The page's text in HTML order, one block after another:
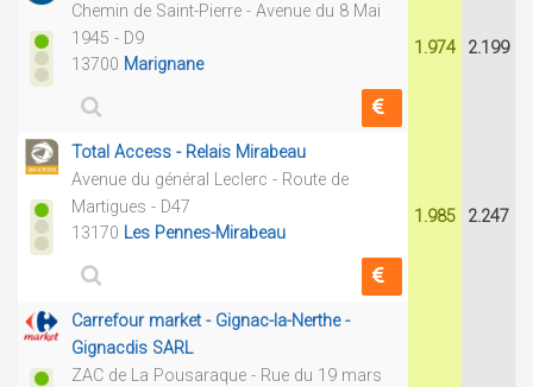
Chemin de Saint-Pierre - Avenue du 8 Mai
1945 - D9
13700 Marignane
1.974 2.199
Total Access - Relais Mirabeau
Avenue du général Leclerc - Route de
Martigues - D47
13170 Les Pennes-Mirabeau
1.985 2.247
Carrefour market - Gignac-la-Nerthe -
Gignacdis SARL
ZAC de La Pousaraque - Rue du 19 mars